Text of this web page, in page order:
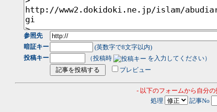
参照先
暗証キー
(英数字で8文字以内)
投稿キー
（投稿時
を入力してください）
プレビュー
- 以下のフォームから自分
処理
記事No